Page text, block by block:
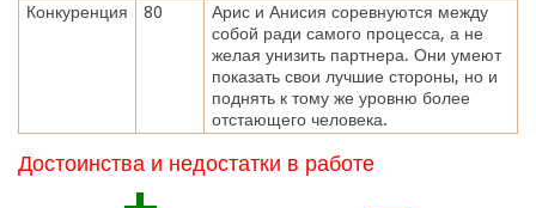
Конкуренция
80
Арис и Анисия соревнуются между
собой ради самого процесса, а не
желая унизить партнера. Они умеют
показать свои лучшие стороны, но и
поднять к тому же уровню более
отстающего человека.
Достоинства и недостатки в работе